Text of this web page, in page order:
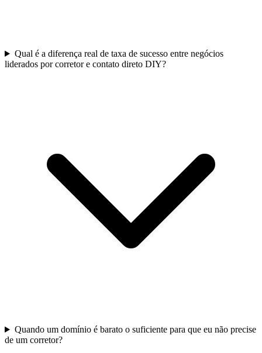
Qual é a diferença real de taxa de sucesso entre negócios
liderados por corretor e contato direto DIY?
Quando um domínio é barato o suficiente para que eu não precise
de um corretor?